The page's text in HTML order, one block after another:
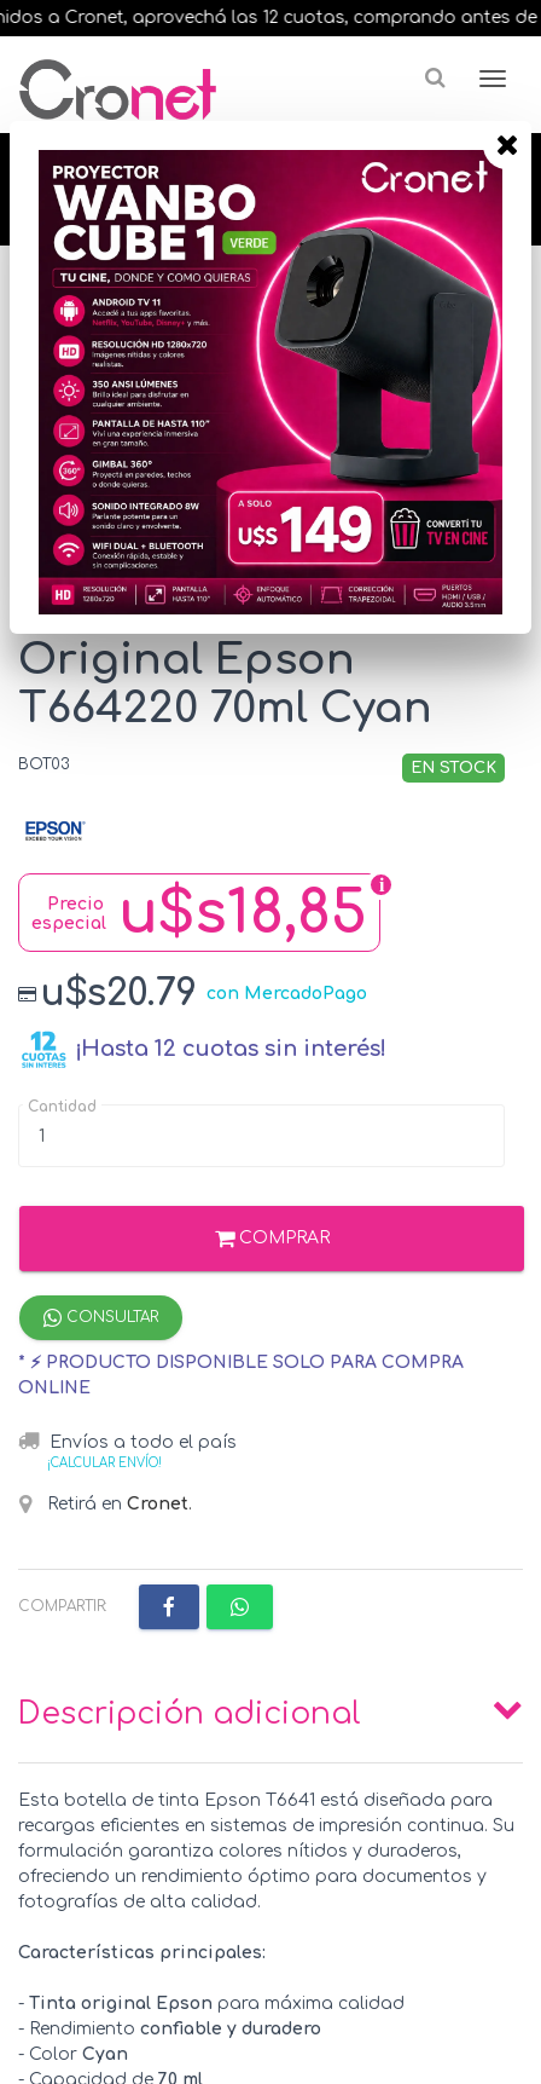
a Cronet, aprovechá las 12 cuotas, comprando antes de
🔥🔥🔥 12 cuotas, en todos nuestros artículos,
comprando antes de las 13 hrs. envíos en el
día 🔥🔥🔥
Inicio
IMPRESORAS
CARTUCHOS P/IMPRESORAS
* Las imágenes se exhiben con fines ilustrativos.
Botella de Tinta
Original Epson
T664220 70ml Cyan
BOT03 EN STOCK
u$s18,85
Precio
especial
u$s20.79 con MercadoPago
¡Hasta 12 cuotas sin interés!
Cantidad
COMPRAR
CONSULTAR
* ⚡ PRODUCTO DISPONIBLE SOLO PARA COMPRA
ONLINE
Envíos a todo el país
¡CALCULAR ENVÍO!
Retirá en Cronet.
COMPARTIR:
Descripción adicional
Esta botella de tinta Epson T6641 está diseñada para
recargas eficientes en sistemas de impresión continua. Su
formulación garantiza colores nítidos y duraderos,
ofreciendo un rendimiento óptimo para documentos y
fotografías de alta calidad.
Características principales:
- Tinta original Epson para máxima calidad
- Rendimiento confiable y duradero
- Color Cyan
- Capacidad de 70 ml